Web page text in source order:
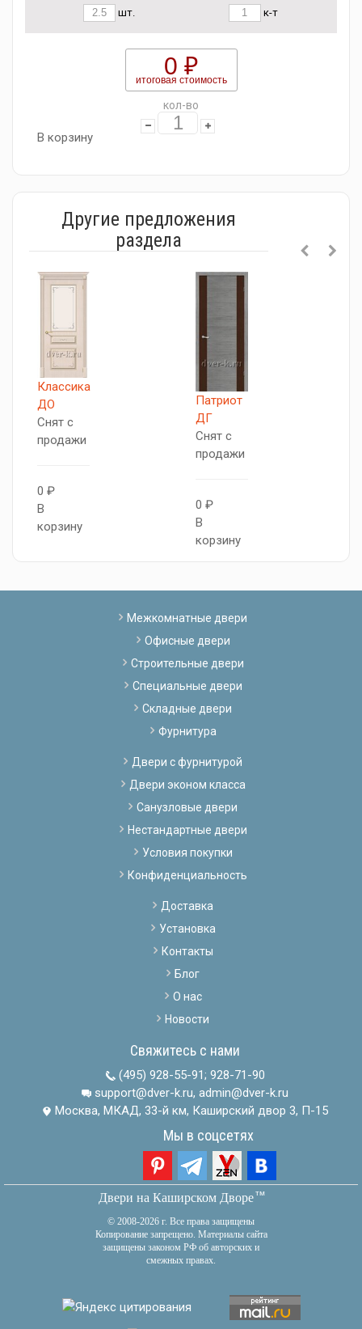
шт. к-т
0 ₽
итоговая стоимость
кол-во
В корзину
Другие предложения
раздела
Классика
ДО
Снят с
продажи
0 ₽
В
корзину
Патриот
ДГ
Снят с
продажи
0 ₽
В
корзину
Межкомнатные двери
Офисные двери
Строительные двери
Специальные двери
Складные двери
Фурнитура
Двери с фурнитурой
Двери эконом класса
Санузловые двери
Нестандартные двери
Условия покупки
Конфиденциальность
Доставка
Установка
Контакты
Блог
О нас
Новости
Свяжитесь с нами
(495) 928-55-91; 928-71-90
support@dver-k.ru, admin@dver-k.ru
Москва, МКАД, 33-й км, Каширский двор 3, П-15
Мы в соцсетях
Двери на Каширском Дворетм
© 2008-2026 г. Все права защищены
Копирование запрещено. Материалы сайта
защищены законом РФ об авторских и
смежных правах.